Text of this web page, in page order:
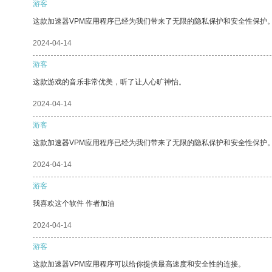
游客
这款加速器VPM应用程序已经为我们带来了无限的隐私保护和安全性保护
2024-04-14
游客
这款游戏的音乐非常优美，听了让人心旷神怡。
2024-04-14
游客
这款加速器VPM应用程序已经为我们带来了无限的隐私保护和安全性保护
2024-04-14
游客
我喜欢这个软件 作者加油
2024-04-14
游客
这款加速器VPM应用程序可以给你提供最高速度和安全性的连接。